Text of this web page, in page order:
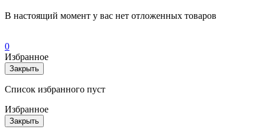
В настоящий момент у вас нет отложенных товаров
0
Избранное
Закрыть
Список избранного пуст
Избранное
Закрыть